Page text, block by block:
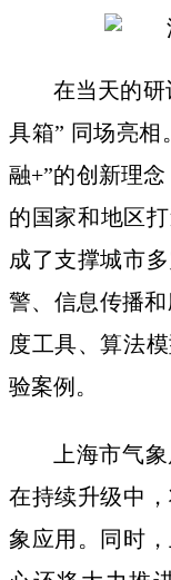
在当天的研
具箱” 同场亮相
融+”的创新理
的国家和地区
成了支撑城市
警、信息传播
度工具、算法
验案例。
上海市气
在持续升级中
象应用。同时